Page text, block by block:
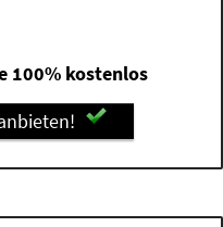
100% kostenlos